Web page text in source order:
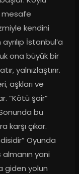
mesafe
kendini
İstanbul’a
ona büyük bir
yalnızlaştırır.
aşkları ve
”Kötü şair”
bu
karşı çıkar.
Oyunda
almanın yani
giden yolun